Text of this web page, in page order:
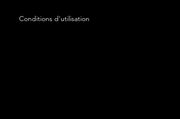
Conditions d'utilisation